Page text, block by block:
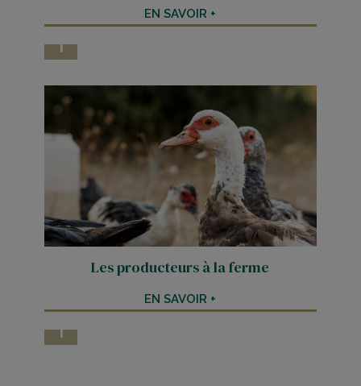
EN SAVOIR +
Les producteurs à la ferme
EN SAVOIR +